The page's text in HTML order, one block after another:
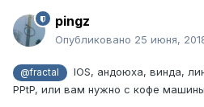
pingz
Опубликовано 25 июня,
@fractal
IOS, андоюха, винда,
PPtP, или вам нужно с кофе